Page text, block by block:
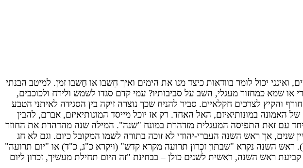
יכול לומר בוודאות כיצד מנו את הימים ואיך חִשבו או חָשבו זמן. למיטב הבנתי
או שמא כמחזור מעגלי, השב על סביבותיו? עמי קדם סגדו לשמש ולירח ולכוכבים,
והקיץ לצרכים חקלאיים. סביר להניח שכך נוצרה זיקה בין הסגידה לאיתני הטבע
האמונה במונותיאיזם, האל האחד. רק אז יוכל מייסד המונותיאיזם, אברם, להבין
עם זאת התפיסה המעגלית מזדהרת במונח "שנה". המילה שנה מהדהדת את החוזר
שנים, אך ראש השנה העברי-יהודי לא זוכה בתורה לשמו המקובל כיום. וגם לא חג
השנה נקרא "שבתון זכְרון תרועה מקרא קדש" (ויקרא כ"ג, כ"ד) או "יום תרועה"
ראש השנה, ראשית לשנים כולן – בבחינת "זה היום תחילת מעשיך, זכרון ליום